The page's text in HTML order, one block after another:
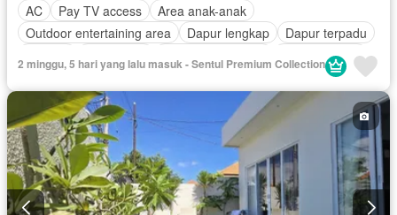
AC
Pay TV access
Area anak-anak
Outdoor entertaining area
Dapur lengkap
Dapur terpadu
Kolam renang
Secure parking
Taman
Tangki air Garasi Teras
Halaman
Wifi
Berperabot lengkap
2 minggu, 5 hari yang lalu masuk - Sentul Premium Collection